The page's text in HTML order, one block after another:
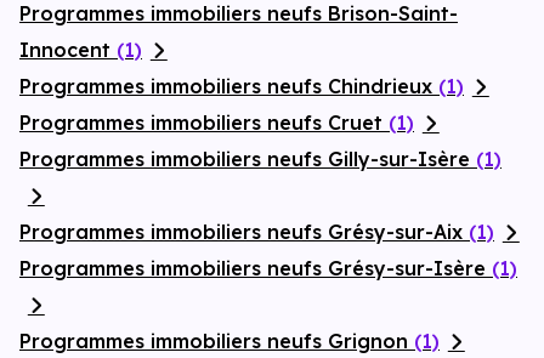
Programmes immobiliers neufs Brison-Saint-
Innocent (1)
Programmes immobiliers neufs Chindrieux (1)
Programmes immobiliers neufs Cruet (1)
Programmes immobiliers neufs Gilly-sur-Isère (1)
Programmes immobiliers neufs Grésy-sur-Aix (1)
Programmes immobiliers neufs Grésy-sur-Isère (1)
Programmes immobiliers neufs Grignon (1)